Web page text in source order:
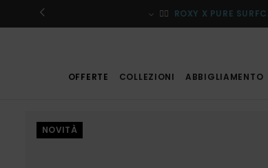
🏄‍♀️ ROXY X PURE
OFFERTE COLLEZIONI ABBIGLIAMENTO
NOVITÀ